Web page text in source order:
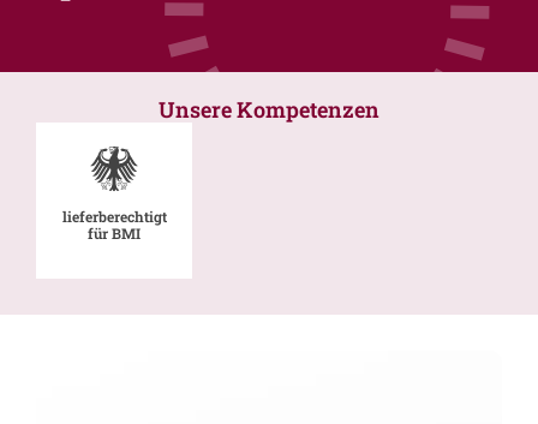
Unsere Kompetenzen
lieferberechtigt
für BMI